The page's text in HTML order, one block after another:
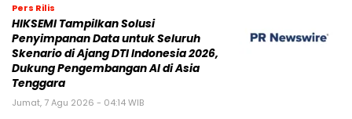
Pers Rilis
HIKSEMI Tampilkan Solusi
Penyimpanan Data untuk Seluruh
Skenario di Ajang DTI Indonesia 2026,
Dukung Pengembangan AI di Asia
Tenggara
Jumat, 7 Agu 2026 - 04:14 WIB